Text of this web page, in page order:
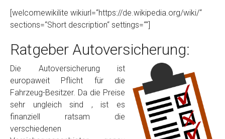
[welcomewikilite wikiurl=“https://de.wikipedia.org/wiki/“
sections=“Short description“ settings=““]
Ratgeber Autoversicherung:
Die Autoversicherung ist
europaweit Pflicht für die
Fahrzeug-Besitzer. Da die Preise
sehr ungleich sind , ist es
finanziell ratsam die
verschiedenen